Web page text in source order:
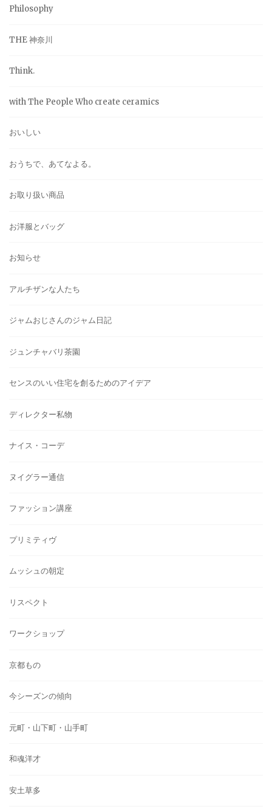
Philosophy
THE 神奈川
Think.
with The People Who create ceramics
おいしい
おうちで、あてなよる。
お取り扱い商品
お洋服とバッグ
お知らせ
アルチザンな人たち
ジャムおじさんのジャム日記
ジュンチャバリ茶園
センスのいい住宅を創るためのアイデア
ディレクター私物
ナイス・コーデ
ヌイグラー通信
ファッション講座
プリミティヴ
ムッシュの朝定
リスペクト
ワークショップ
京都もの
今シーズンの傾向
元町・山下町・山手町
和魂洋才
安土草多